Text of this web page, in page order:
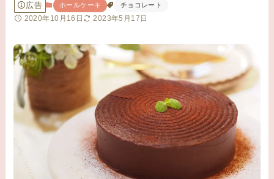
広告 ホールケーキ チョコレート
2020年10月16日 2023年5月17日